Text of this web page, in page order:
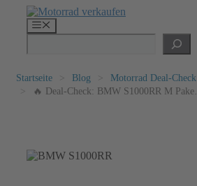
Inhalt
springenSuchen
Startseite > Blog >
Motorrad Deal-Check
>
🔥 Deal-Check: BMW S1000RR M Paket